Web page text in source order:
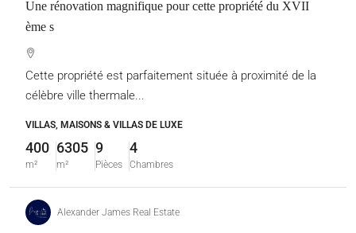
Une rénovation magnifique pour cette propriété du XVII
ème s
Cette propriété est parfaitement située à proximité de la
célèbre ville thermale...
VILLAS, MAISONS & VILLAS DE LUXE
400
m²
6305
m²
9
Pièces
4
Chambres
Alexander James Real Estate